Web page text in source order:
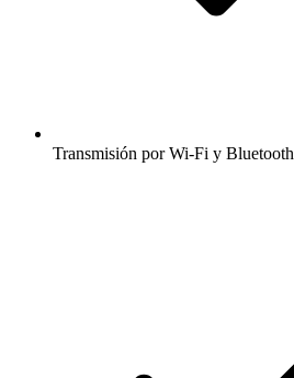
Transmisión por Wi-Fi y Bluetooth